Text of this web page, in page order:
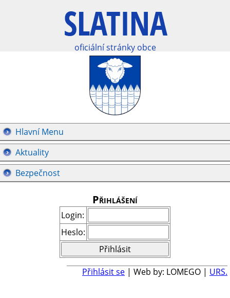
oficiální stránky obce
Hlavní Menu
Aktuality
Bezpečnost
Přihlášení
Login:
Heslo:
Přihlásit se | Web by: LOMEGO | URS.